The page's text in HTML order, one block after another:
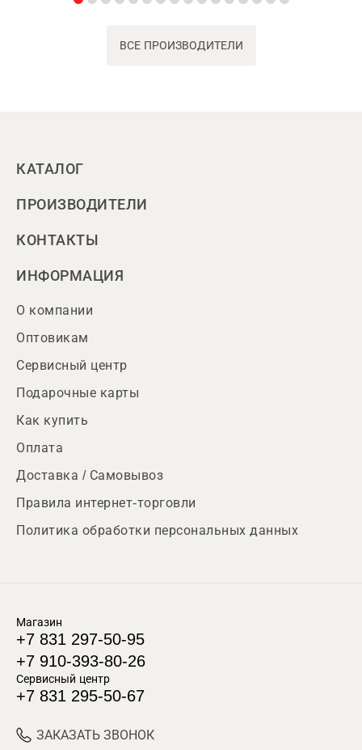
ВСЕ ПРОИЗВОДИТЕЛИ
КАТАЛОГ
ПРОИЗВОДИТЕЛИ
КОНТАКТЫ
ИНФОРМАЦИЯ
О компании
Оптовикам
Сервисный центр
Подарочные карты
Как купить
Оплата
Доставка / Самовывоз
Правила интернет-торговли
Политика обработки персональных данных
Магазин
+7 831 297-50-95
+7 910-393-80-26
Сервисный центр
+7 831 295-50-67
ЗАКАЗАТЬ ЗВОНОК